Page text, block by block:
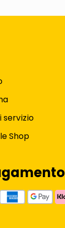
servizio
Shop